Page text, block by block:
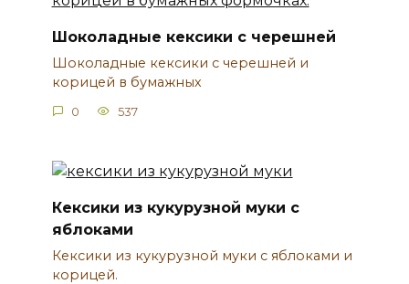
Шоколадные кексики с черешней
Шоколадные кексики с черешней и
корицей в бумажных
0 537
Кексики из кукурузной муки с
яблоками
Кексики из кукурузной муки с яблоками и
корицей.